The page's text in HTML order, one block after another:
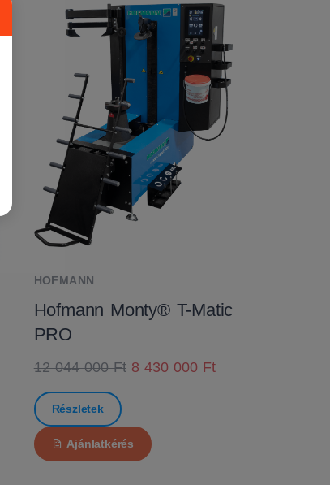
HOFMANN
Hofmann Monty® T-Matic
PRO
12 044 000 Ft 8 430 000 Ft
Részletek
Ajánlatkérés